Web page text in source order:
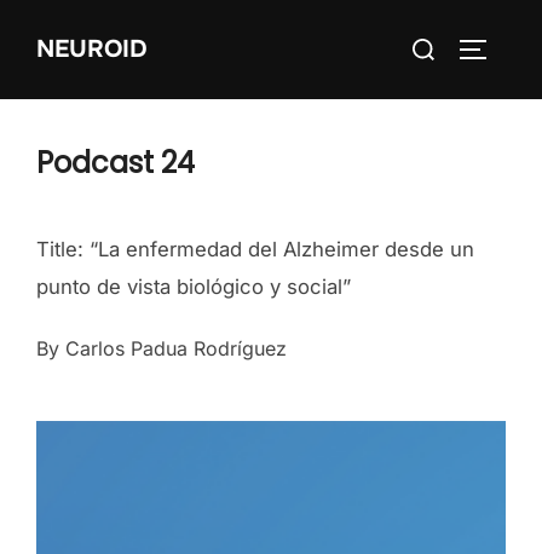
NEUROID
Search
Podcast 24
Title: “La enfermedad del Alzheimer desde un
punto de vista biológico y social”
By Carlos Padua Rodríguez